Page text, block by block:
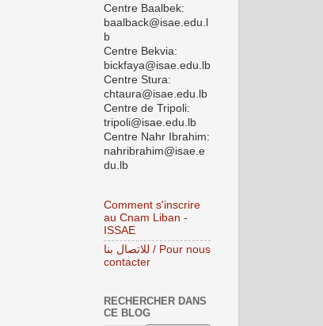
Centre Baalbek:
baalback@isae.edu.l
b
Centre Bekvia:
bickfaya@isae.edu.lb
Centre Stura:
chtaura@isae.edu.lb
Centre de Tripoli:
tripoli@isae.edu.lb
Centre Nahr Ibrahim:
nahribrahim@isae.e
du.lb
Comment s'inscrire
au Cnam Liban -
ISSAE
للاتصال بنا / Pour nous
contacter
RECHERCHER DANS
CE BLOG